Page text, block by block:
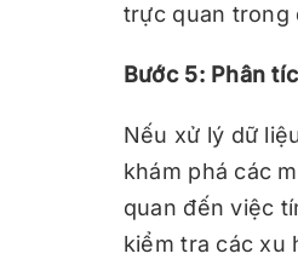
trực quan trong
Bước 5: Phân
Nếu xử lý dữ
khám phá các
quan đến việc
kiểm tra các xu